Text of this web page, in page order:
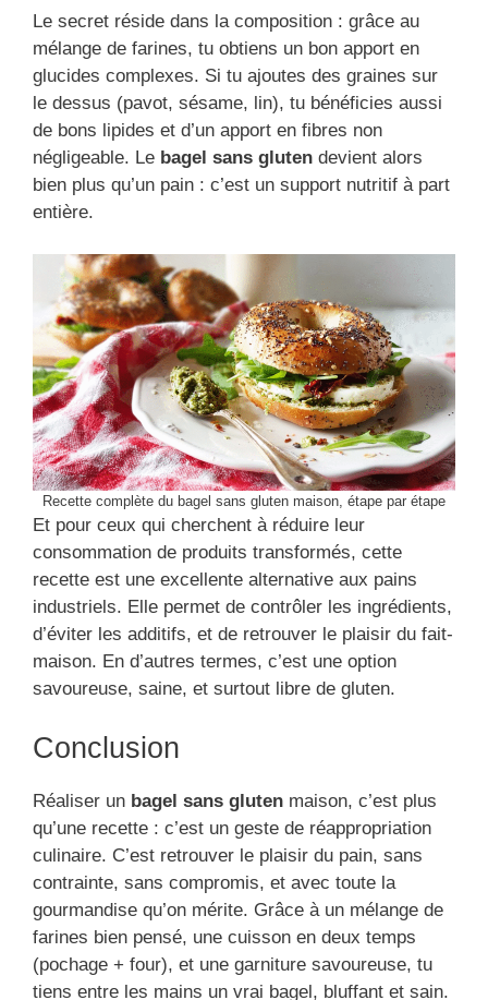
Le secret réside dans la composition : grâce au
mélange de farines, tu obtiens un bon apport en
glucides complexes. Si tu ajoutes des graines sur
le dessus (pavot, sésame, lin), tu bénéficies aussi
de bons lipides et d’un apport en fibres non
négligeable. Le bagel sans gluten devient alors
bien plus qu’un pain : c’est un support nutritif à part
entière.
Recette complète du bagel sans gluten maison, étape par étape
Et pour ceux qui cherchent à réduire leur
consommation de produits transformés, cette
recette est une excellente alternative aux pains
industriels. Elle permet de contrôler les ingrédients,
d’éviter les additifs, et de retrouver le plaisir du fait-
maison. En d’autres termes, c’est une option
savoureuse, saine, et surtout libre de gluten.
Conclusion
Réaliser un bagel sans gluten maison, c’est plus
qu’une recette : c’est un geste de réappropriation
culinaire. C’est retrouver le plaisir du pain, sans
contrainte, sans compromis, et avec toute la
gourmandise qu’on mérite. Grâce à un mélange de
farines bien pensé, une cuisson en deux temps
(pochage + four), et une garniture savoureuse, tu
tiens entre les mains un vrai bagel, bluffant et sain.